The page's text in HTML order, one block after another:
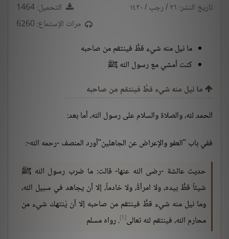
تاريخ النشر: ٢٦ / رجب / ١٤٣٠
التحميل: 1464
مرات الإستماع: 6260
ما نيل منه شيء قطُّ فينتقم من صاحبه
كنت أمشي مع رسول الله ﷺ
ما نيل منه شيء قطُّ فينتقم من صاحبه
الحمد لله، والصلاة والسلام على رسول الله، أما بعد:
ففي باب "العفو والإعراض عن الجاهلين"أورد المنصف -رحمه الله-:
حديث عائشة -رضى الله عنها- قالت: ما ضرب رسول الله ﷺ
شيئاً قطُّ بيده، ولا امرأةً، ولا خادماً، إلا أن يجاهد في سبيل الله،
وما نيل منه شيء قطُّ فينتقم من صاحبه إلا أن يُنتهك شيء من
محارم الله، فينتقم لله تعالى[1] . رواه مسلم